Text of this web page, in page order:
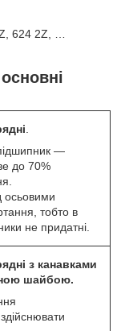
2Z, …
—
до 70%
осьовими
тобто в
не придатні.
з канавками
шайбою.